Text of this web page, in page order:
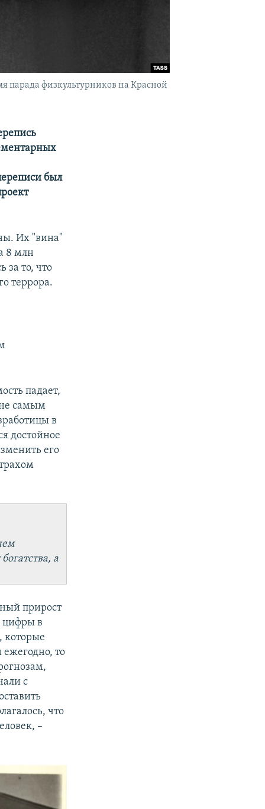
парада физкультурников на Красной
был
Их "вина"
8 млн
за то, что
террора.
падает,
не самым
в
достойное
его
а
прирост
цифры в
которые
ежегодно, то
с
что
–